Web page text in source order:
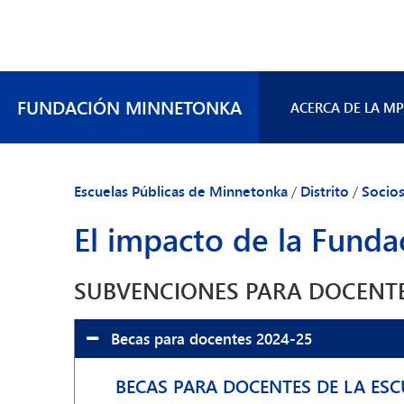
FUNDACIÓN MINNETONKA ACERCA DE LA
Antiguos
Participa
Escuelas Públicas de Minnetonka/ Distrito /Socios
El impacto de la
SUBVENCIONES PARA
Becas para docentes 2024-25
BECAS PARA DOCENTES DE LA